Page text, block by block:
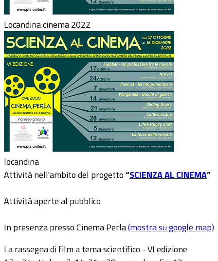
Locandina cinema 2022
locandina
Attività nell'ambito del progetto“SCIENZA AL CINEMA”
Attività aperte al pubblico
In presenza presso Cinema Perla(mostra su google map)
La rassegna di film a tema scientifico - VI edizione